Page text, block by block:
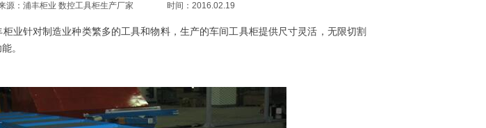
源：浦丰柜业 数控工具柜生产厂家 时间：2016.02.19
业针对制造业种类繁多的工具和物料，生产的车间工具柜提供尺寸灵活，无限切割
。